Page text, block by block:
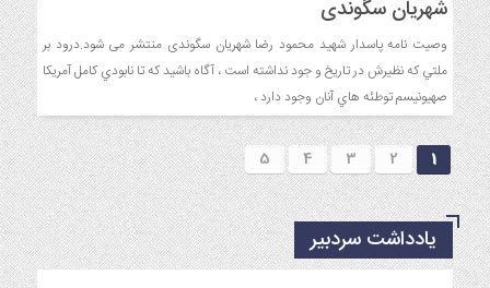
شهريان سگوندی
وصيت نامه پاسدار شهيد محمود رضا شهريان سگوندی منتشر می شود.درود بر
ملتي كه نظيرش در تاريخ و جود نداشته است ، آگاه باشيد كه تا نابودي كامل آمريكا
صهيونيسم توطئه هاي آنان وجود دارد ،
1
2
3
4
5
یادداشت سردبیر